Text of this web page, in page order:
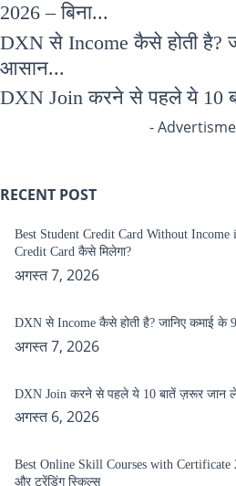
2026 – बिना...
DXN से Income कैसे होती है?
आसान...
DXN Join करने से पहले ये 10
-
RECENT POST
Best Student Credit Card Without Income
Credit Card कैसे मिलेगा?
अगस्त 7, 2026
DXN से Income कैसे होती है? जानिए कमाई के
अगस्त 7, 2026
DXN Join करने से पहले ये 10 बातें ज़रूर जान
अगस्त 6, 2026
Best Online Skill Courses with Certificate
और ट्रेंडिंग स्किल्स